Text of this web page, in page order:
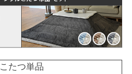
こたつ単品